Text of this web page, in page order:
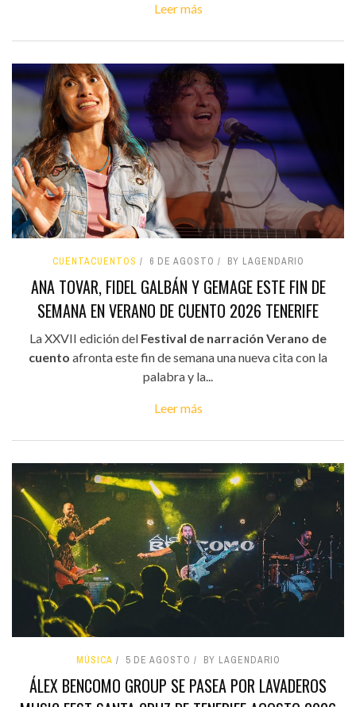
Leer más
CUENTACUENTOS 6 DE AGOSTO BY LAGENDARIO
ANA TOVAR, FIDEL GALBÁN Y GEMAGE ESTE FIN DE
SEMANA EN VERANO DE CUENTO 2026 TENERIFE
La XXVII edición del Festival de narración Verano de
cuento afronta este fin de semana una nueva cita con la
palabra y la...
Leer más
MÚSICA 5 DE AGOSTO BY LAGENDARIO
ÁLEX BENCOMO GROUP SE PASEA POR LAVADEROS